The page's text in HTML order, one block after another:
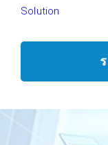
Solution